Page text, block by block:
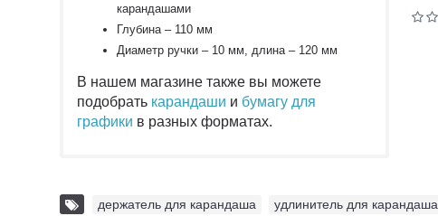
карандашами
Глубина – 110 мм
Диаметр ручки – 10 мм, длина – 120 мм
В нашем магазине также вы можете
подобрать карандаши и бумагу для
графики в разных форматах.
держатель для карандаша удлинитель для карандаша